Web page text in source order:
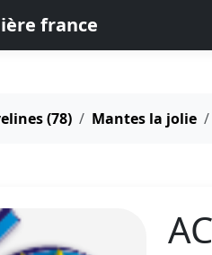
france
(78) Mantes la jolie